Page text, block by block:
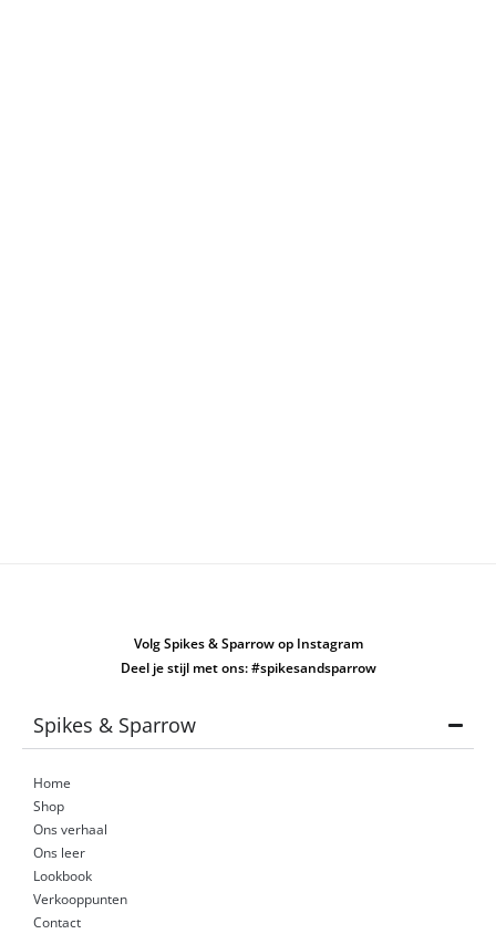
Volg Spikes & Sparrow op Instagram
Deel je stijl met ons: #spikesandsparrow
Spikes & Sparrow
Home
Shop
Ons verhaal
Ons leer
Lookbook
Verkooppunten
Contact